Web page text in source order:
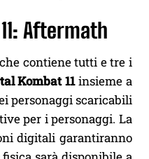
Aftermath
contiene tutti e tre i
Kombat 11insieme a
personaggi scaricabili
per i personaggi. La
digitali garantiranno